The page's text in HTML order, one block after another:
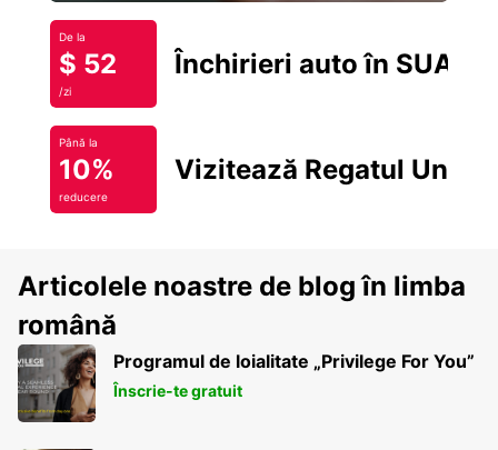
De la
$ 52
/zi
Închirieri auto în SUA
Până la
10%
reducere
Vizitează Regatul Unit
Articolele noastre de blog în limba
română
Programul de loialitate „Privilege For You”
Înscrie-te gratuit